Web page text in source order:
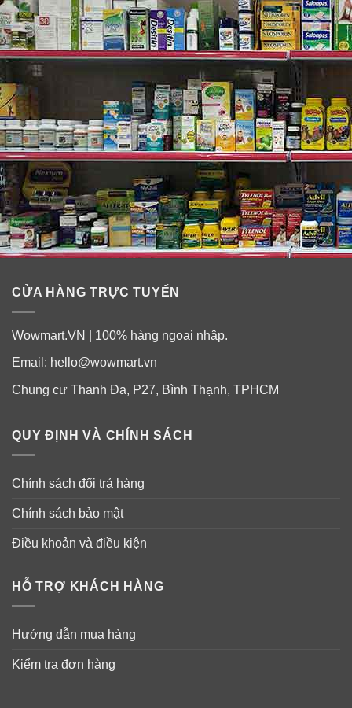
Ai cần dùng thực phẩm chức năng hỗ trợ
mất ngủ Puritan’s Pride Melatonin:
✓ Người bị mất ngủ do lệch múi giờ, hoặc làm việc ca
đêm.
✓ Người cao tuổi.
✓ Phụ nữ giai đoạn mãn kinh.
✓ Người bị mất ngủ do căng thẳng đầu óc.
✓ Người bị mất ngủ kinh niên.
✓ Người bị tâm thần phân liệt.
Thành phần viên uống Puritan’s Pride
Sản phẩm này không có màu nhân tạo, hương vị hoặc
chất làm ngọt, không có chất bảo quản, không đường,
không có tinh bột, không sữa, không lactose, không có
men, không có cá, và natri.
CỬA HÀNG TRỰC TUYẾN
Wowmart.VN | 100% hàng ngoại nhập.
Email: hello@wowmart.vn
Chung cư Thanh Đa, P27, Bình Thạnh, TPHCM
QUY ĐỊNH VÀ CHÍNH SÁCH
Chính sách đổi trả hàng
Chính sách bảo mật
Điều khoản và điều kiện
HỖ TRỢ KHÁCH HÀNG
Hướng dẫn mua hàng
Kiểm tra đơn hàng